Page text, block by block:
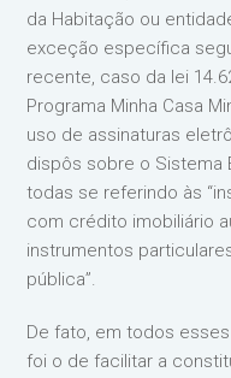
da Habitação ou
exceção específica
recente, caso da lei
Programa Minha Casa
uso de assinaturas
dispôs sobre o Sistema
todas se referindo às
com crédito imobiliário
instrumentos
pública”.
De fato, em todos
foi o de facilitar a